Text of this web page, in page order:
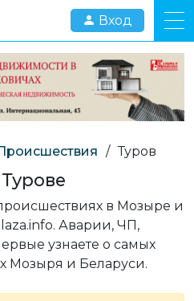
Вход
/ Туров
в Мозыре и
Аварии, ЧП,
узнаете о самых
Мозыря и Беларуси.